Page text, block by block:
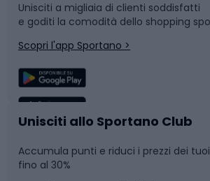
Corsa
Sport di squadra
Caschi da ciclismo
Skitouring
Snowboard
Camminata nordica
Nuoto
Pattinaggio
Unisciti a migliaia di clienti soddisfatti
e goditi la comodità dello shopping
Scopri l'app Sportano >
Unisciti allo Sportano Club
Accumula punti e riduci i prezzi dei
fino al 30%